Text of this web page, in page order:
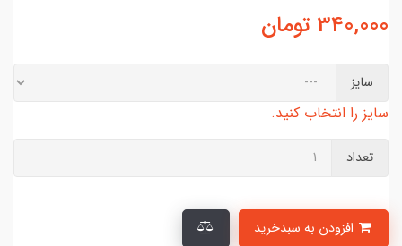
340,000 تومان
سایز
سایز را انتخاب کنید.
تعداد